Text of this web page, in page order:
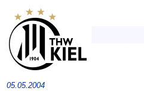
05.05.2004